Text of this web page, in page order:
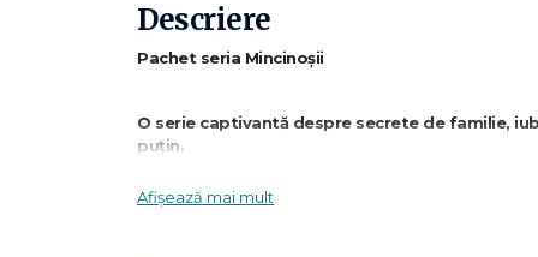
Descriere
Pachet seria Mincinoșii
O serie captivantă despre secrete de familie,
puțin.
Acest pachet reunește toate volumele din seria
Afișează mai mult